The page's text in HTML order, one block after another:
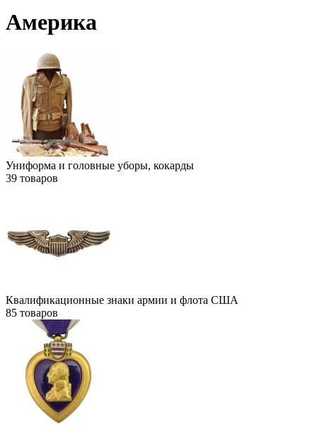
Америка
Униформа и головные уборы, кокарды
39 товаров
Квалификационные знаки армии и флота США
85 товаров